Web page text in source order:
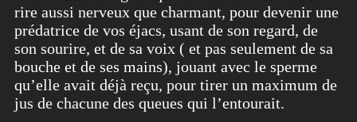
rire aussi nerveux que charmant, pour devenir une
prédatrice de vos éjacs, usant de son regard, de
son sourire, et de sa voix ( et pas seulement de sa
bouche et de ses mains), jouant avec le sperme
qu’elle avait déjà reçu, pour tirer un maximum de
jus de chacune des queues qui l’entourait.